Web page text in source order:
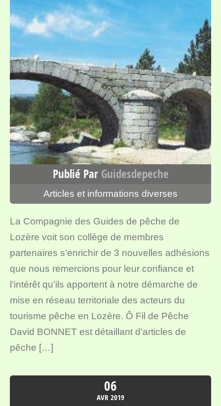
Publié Par Guidesdepeche
Articles et informations diverses
La Compagnie des Guides de pêche de
Lozère voit son collège de membres
partenaires s’enrichir de 3 nouvelles adhésions
que nous remercions pour leur confiance et
l’intérêt qu’ils apportent à notre démarche de
mise en réseau territoriale des acteurs du
tourisme pêche en Lozère. Ô Fil de Pêche
David BONNET est détaillant d’articles de
pêche […]
06
AVR2019